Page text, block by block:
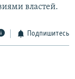
властей.
Подпишитесь